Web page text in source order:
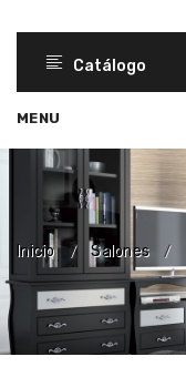
Catálogo
Inicio / Salones /